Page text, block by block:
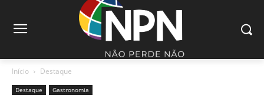
Início Destaque
Destaque Gastronomia